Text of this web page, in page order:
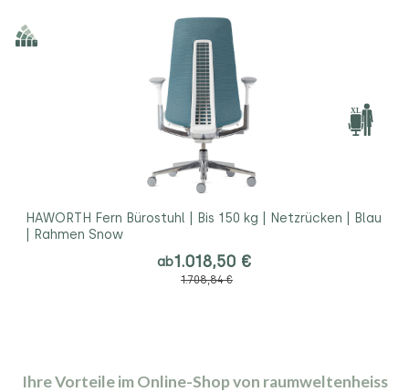
HAWORTH Fern Bürostuhl | Bis 150 kg | Netzrücken | Blau
| Rahmen Snow
ab1.018,50 €
1.708,84 €
Ihre Vorteile im Online-Shop von raumweltenheiss